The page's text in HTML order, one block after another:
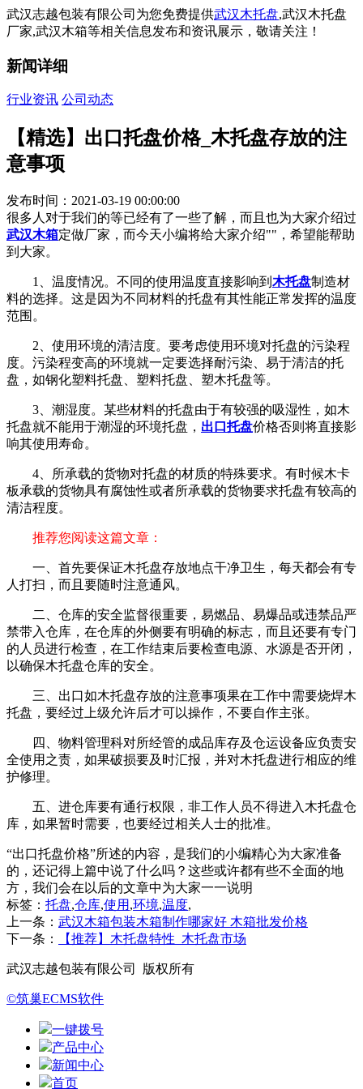
武汉志越包装有限公司为您免费提供武汉木托盘,武汉木托盘
厂家,武汉木箱等相关信息发布和资讯展示，敬请关注！
新闻详细
行业资讯 公司动态
【精选】出口托盘价格_木托盘存放的注
意事项
发布时间：2021-03-19 00:00:00
很多人对于我们的等已经有了一些了解，而且也为大家介绍过
武汉木箱定做厂家，而今天小编将给大家介绍""，希望能帮助
到大家。
1、温度情况。不同的使用温度直接影响到 木托盘制造材
料的选择。这是因为不同材料的托盘有其性能正常发挥的温度
范围。
2、使用环境的清洁度。要考虑使用环境对托盘的污染程
度。污染程变高的环境就一定要选择耐污染、易于清洁的托
盘，如钢化塑料托盘、塑料托盘、塑木托盘等。
3、潮湿度。某些材料的托盘由于有较强的吸湿性，如木
托盘就不能用于潮湿的环境托盘， 出口托盘价格否则将直接影
响其使用寿命。
4、所承载的货物对托盘的材质的特殊要求。有时候木卡
板承载的货物具有腐蚀性或者所承载的货物要求托盘有较高的
清洁程度。
推荐您阅读这篇文章：
一、首先要保证木托盘存放地点干净卫生，每天都会有专
人打扫，而且要随时注意通风。
二、仓库的安全监督很重要，易燃品、易爆品或违禁品严
禁带入仓库，在仓库的外侧要有明确的标志，而且还要有专门
的人员进行检查，在工作结束后要检查电源、水源是否开闭，
以确保木托盘仓库的安全。
三、出口如木托盘存放的注意事项果在工作中需要烧焊木
托盘，要经过上级允许后才可以操作，不要自作主张。
四、物料管理科对所经管的成品库存及仓运设备应负责安
全使用之责，如果破损要及时汇报，并对木托盘进行相应的维
护修理。
五、进仓库要有通行权限，非工作人员不得进入木托盘仓
库，如果暂时需要，也要经过相关人士的批准。
“出口托盘价格”所述的内容，是我们的小编精心为大家准备
的，还记得上篇中说了什么吗？这些或许都有些不全面的地
方，我们会在以后的文章中为大家一一说明
标签： 托盘,仓库,使用 ,环境,温度,
上一条： 武汉木箱包装木箱制作哪家好 木箱批发价格
下一条：
【推荐】木托盘特性_木托盘市场
武汉志越包装有限公司 版权所有
©筑巢ECMS软件
一键拨号
产品中心
新闻中心
首页